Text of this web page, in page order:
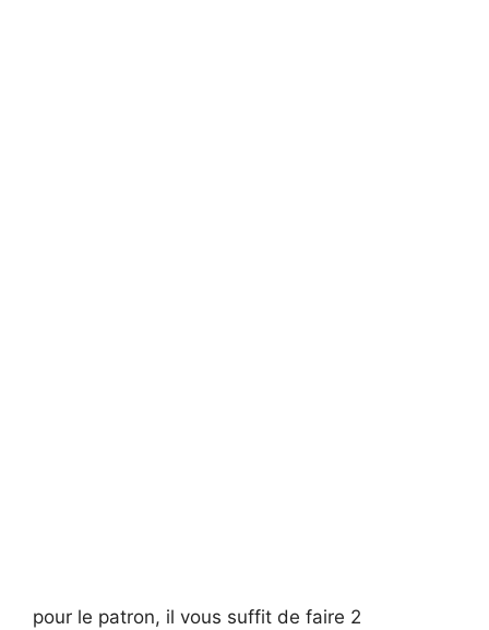
pour le patron, il vous suffit de faire 2